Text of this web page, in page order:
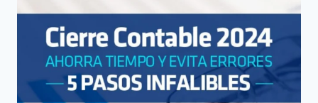
TU
PEQUEÑA
EMPRESA